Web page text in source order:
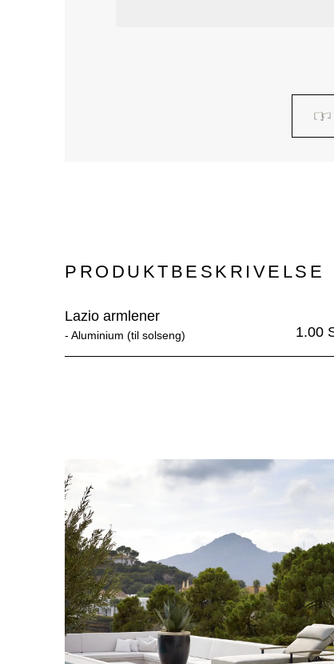
PRODUKTBESKRIVELSE
Lazio armlener
- Aluminium (til solseng) 1.00